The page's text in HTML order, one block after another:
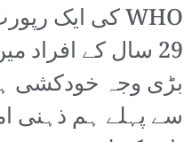
29 سال کے
بڑی وجہ خودکشی
سے پہلے ہم ذہنی